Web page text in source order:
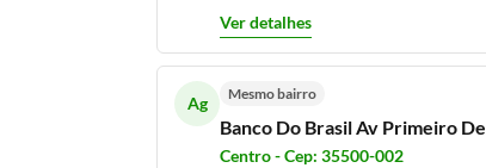
Ver detalhes
Ag Mesmo bairro
Banco Do Brasil Av Primeiro
Centro - Cep: 35500-002